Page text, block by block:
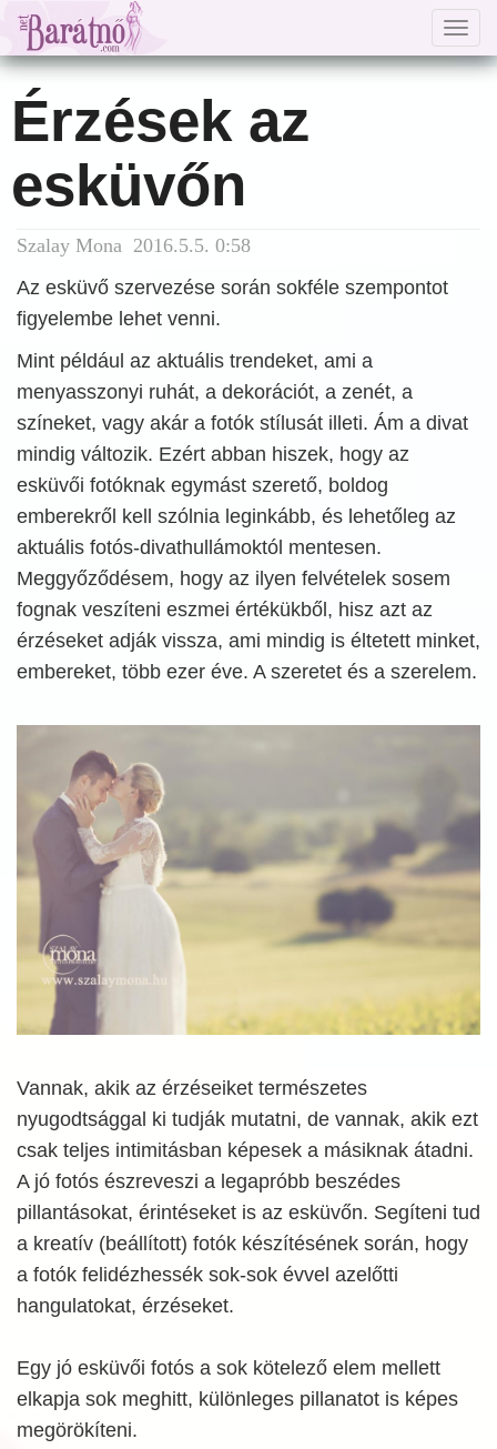
Érzések az
esküvőn
Szalay Mona 2016.5.5. 0:58
Az esküvő szervezése során sokféle szempontot
figyelembe lehet venni.
Mint például az aktuális trendeket, ami a
menyasszonyi ruhát, a dekorációt, a zenét, a
színeket, vagy akár a fotók stílusát illeti. Ám a divat
mindig változik. Ezért abban hiszek, hogy az
esküvői fotóknak egymást szerető, boldog
emberekről kell szólnia leginkább, és lehetőleg az
aktuális fotós-divathullámoktól mentesen.
Meggyőződésem, hogy az ilyen felvételek sosem
fognak veszíteni eszmei értékükből, hisz azt az
érzéseket adják vissza, ami mindig is éltetett minket,
embereket, több ezer éve. A szeretet és a szerelem.
Vannak, akik az érzéseiket természetes
nyugodtsággal ki tudják mutatni, de vannak, akik ezt
csak teljes intimitásban képesek a másiknak átadni.
A jó fotós észreveszi a legapróbb beszédes
pillantásokat, érintéseket is az esküvőn. Segíteni tud
a kreatív (beállított) fotók készítésének során, hogy
a fotók felidézhessék sok-sok évvel azelőtti
hangulatokat, érzéseket.
Egy jó esküvői fotós a sok kötelező elem mellett
elkapja sok meghitt, különleges pillanatot is képes
megörökíteni.